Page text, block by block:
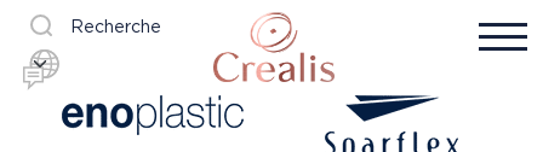
Recherche